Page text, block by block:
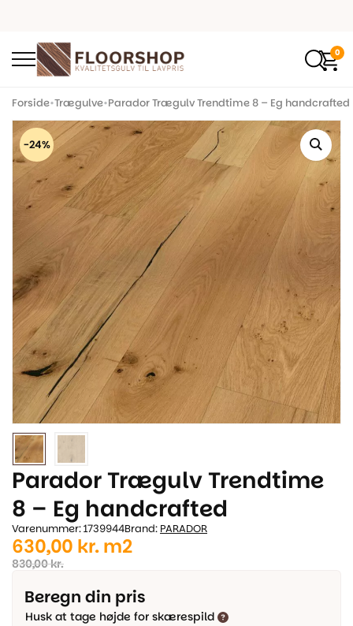
0
Forside•Trægulve•Parador Trægulv Trendtime 8 – Eg handcrafted
-24%
Parador Trægulv Trendtime
8 – Eg handcrafted
Varenummer: 1739944Brand: PARADOR
830,00kr.
Den
oprindelige
pris
var:
630,00 kr.
Den
aktuelle
pris
er:
m2
Beregn din pris
Husk at tage højde for skærespild